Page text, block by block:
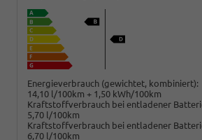
Energieverbrauch (gewichtet, kombiniert):
14,10 l/100km + 1,50 kWh/100km
Kraftstoffverbrauch bei entladener
5,70 l/100km
Kraftstoffverbrauch bei entladener
6,70 l/100km